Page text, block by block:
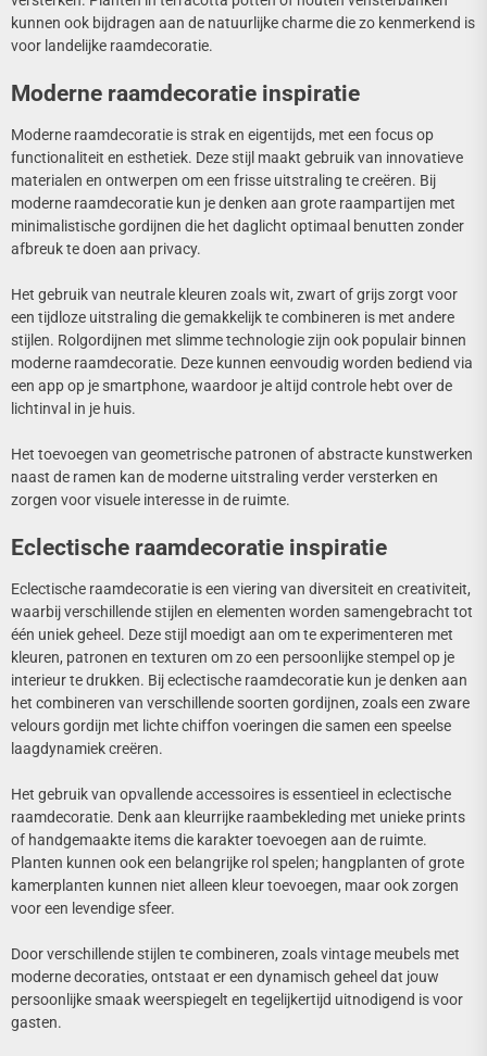
kunnen ook bijdragen aan de natuurlijke charme die zo kenmerkend is
voor landelijke raamdecoratie.
Moderne raamdecoratie inspiratie
Moderne raamdecoratie is strak en eigentijds, met een focus op
functionaliteit en esthetiek. Deze stijl maakt gebruik van innovatieve
materialen en ontwerpen om een frisse uitstraling te creëren. Bij
moderne raamdecoratie kun je denken aan grote raampartijen met
minimalistische gordijnen die het daglicht optimaal benutten zonder
afbreuk te doen aan privacy.
Het gebruik van neutrale kleuren zoals wit, zwart of grijs zorgt voor
een tijdloze uitstraling die gemakkelijk te combineren is met andere
stijlen. Rolgordijnen met slimme technologie zijn ook populair binnen
moderne raamdecoratie. Deze kunnen eenvoudig worden bediend via
een app op je smartphone, waardoor je altijd controle hebt over de
lichtinval in je huis.
Het toevoegen van geometrische patronen of abstracte kunstwerken
naast de ramen kan de moderne uitstraling verder versterken en
zorgen voor visuele interesse in de ruimte.
Eclectische raamdecoratie inspiratie
Eclectische raamdecoratie is een viering van diversiteit en creativiteit,
waarbij verschillende stijlen en elementen worden samengebracht tot
één uniek geheel. Deze stijl moedigt aan om te experimenteren met
kleuren, patronen en texturen om zo een persoonlijke stempel op je
interieur te drukken. Bij eclectische raamdecoratie kun je denken aan
het combineren van verschillende soorten gordijnen, zoals een zware
velours gordijn met lichte chiffon voeringen die samen een speelse
laagdynamiek creëren.
Het gebruik van opvallende accessoires is essentieel in eclectische
raamdecoratie. Denk aan kleurrijke raambekleding met unieke prints
of handgemaakte items die karakter toevoegen aan de ruimte.
Planten kunnen ook een belangrijke rol spelen; hangplanten of grote
kamerplanten kunnen niet alleen kleur toevoegen, maar ook zorgen
voor een levendige sfeer.
Door verschillende stijlen te combineren, zoals vintage meubels met
moderne decoraties, ontstaat er een dynamisch geheel dat jouw
persoonlijke smaak weerspiegelt en tegelijkertijd uitnodigend is voor
gasten.